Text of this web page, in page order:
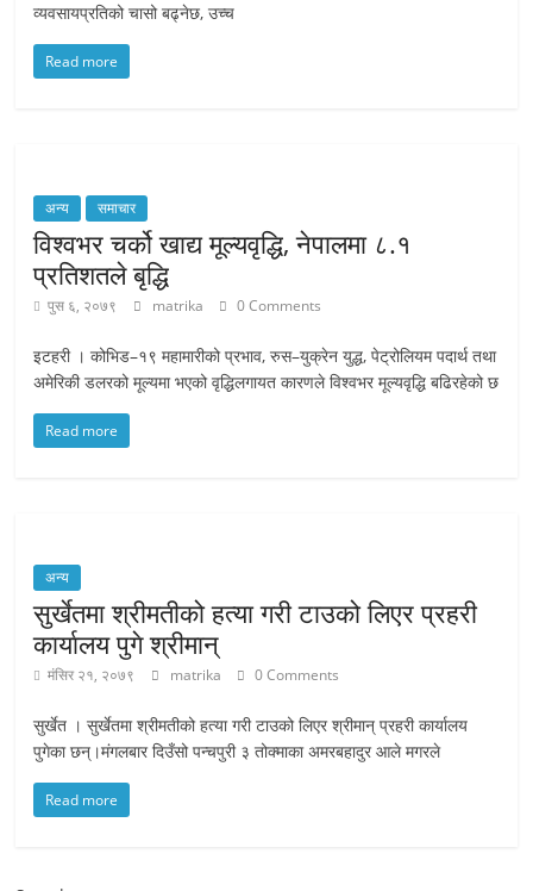
व्यवसायप्रतिको चासो बढ्नेछ, उच्च
Read more
अन्य समाचार
विश्वभर चर्को खाद्य मूल्यवृद्धि, नेपालमा ८.१
प्रतिशतले बृद्धि
पुस ६, २०७९ matrika 0 Comments
इटहरी । कोभिड–१९ महामारीको प्रभाव, रुस–युक्रेन युद्ध, पेट्रोलियम पदार्थ तथा
अमेरिकी डलरको मूल्यमा भएको वृद्धिलगायत कारणले विश्वभर मूल्यवृद्धि बढिरहेको छ
Read more
अन्य
सुर्खेतमा श्रीमतीको हत्या गरी टाउको लिएर प्रहरी
कार्यालय पुगे श्रीमान्
मंसिर २१, २०७९ matrika 0 Comments
सुर्खेत । सुर्खेतमा श्रीमतीको हत्या गरी टाउको लिएर श्रीमान् प्रहरी कार्यालय
पुगेका छन्।मंगलबार दिउँसो पन्चपुरी ३ तोक्माका अमरबहादुर आले मगरले
Read more